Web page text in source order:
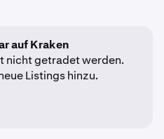
auf Kraken
nicht getradet werden.
Listings hinzu.